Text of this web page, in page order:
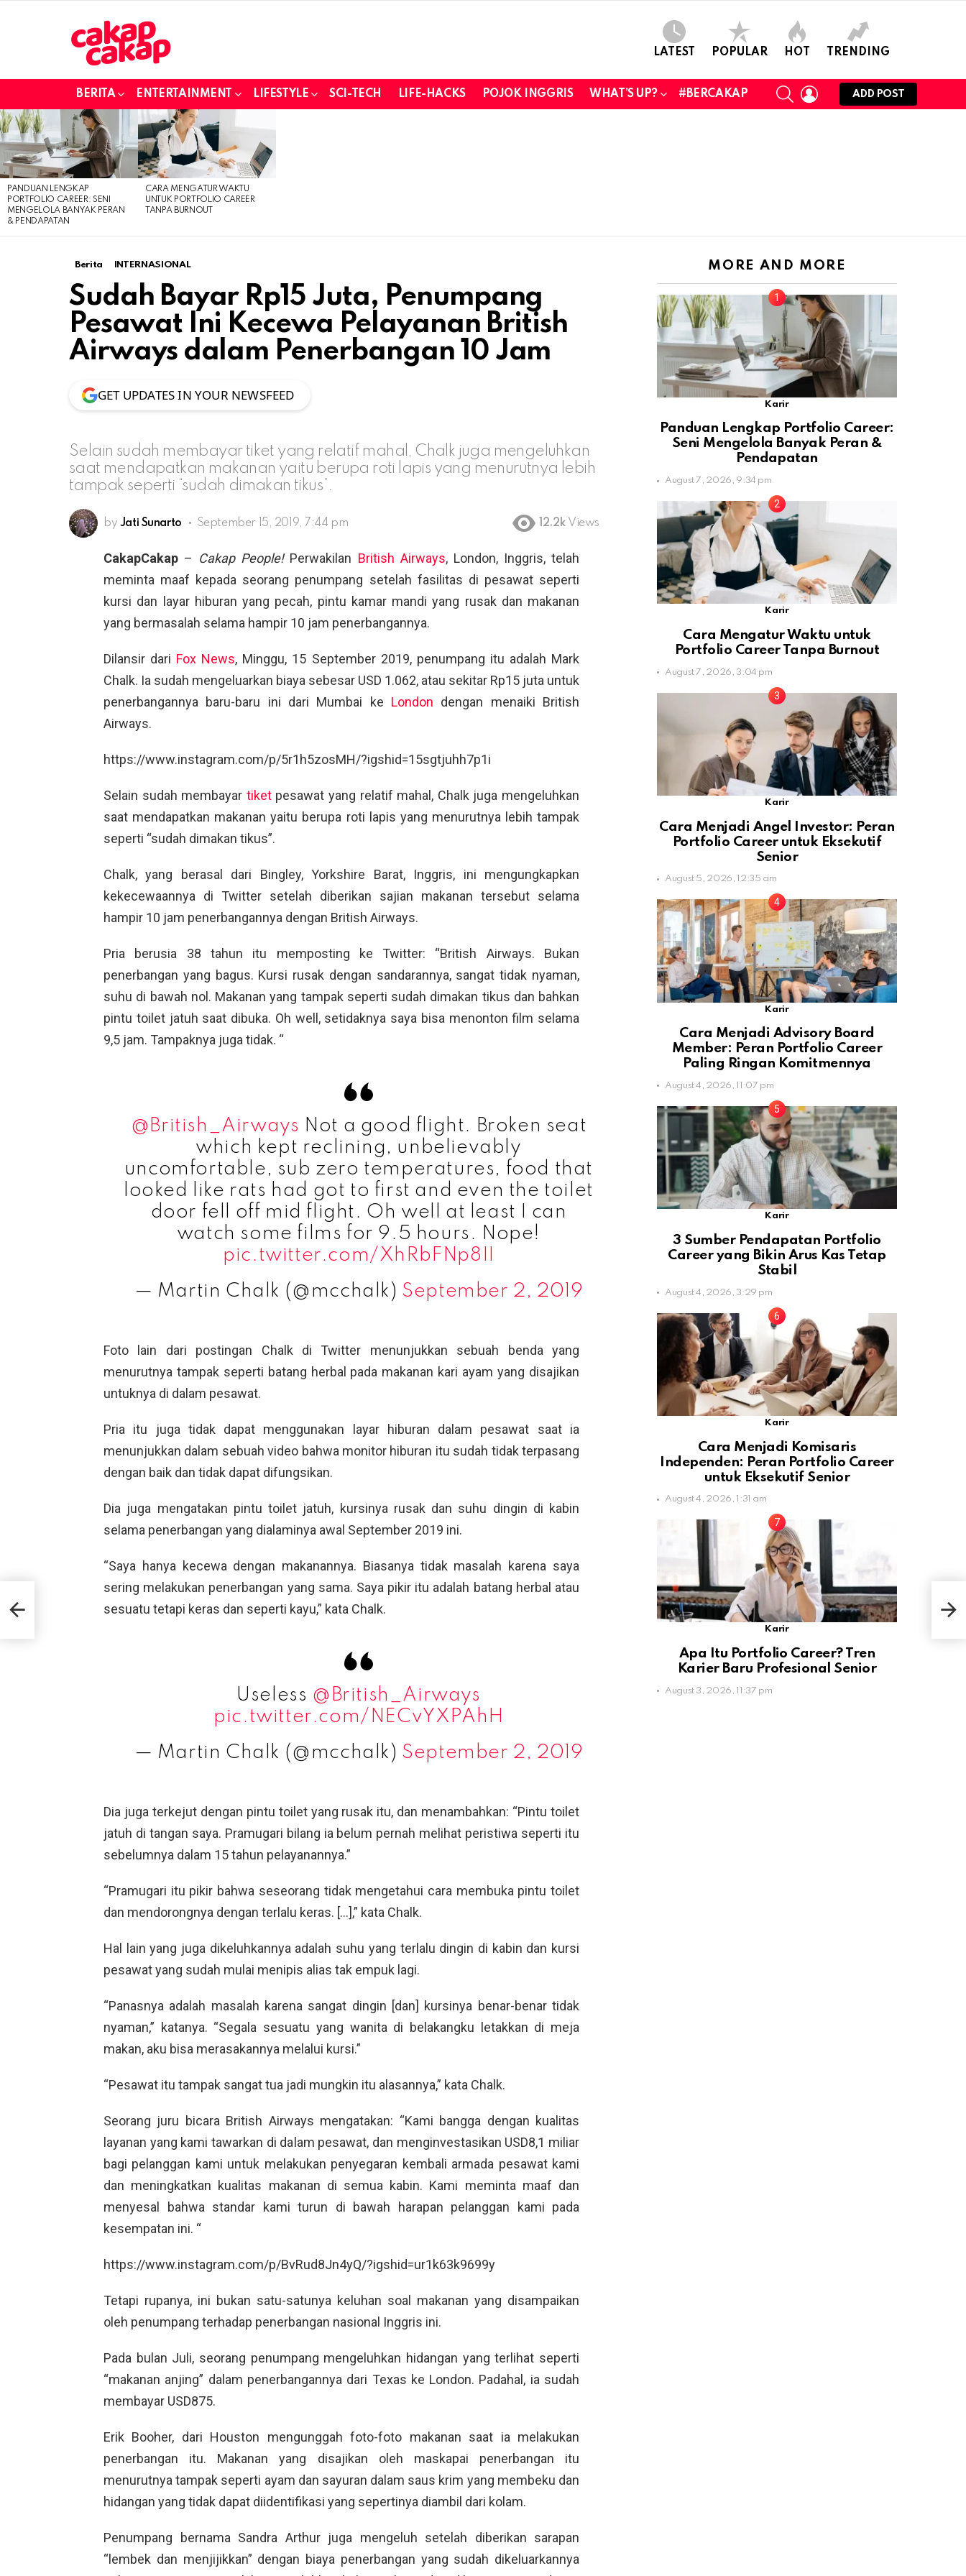
LATEST POPULAR HOT TRENDING
BERITA ENTERTAINMENT LIFESTYLE SCI-TECH LIFE-HACKS POJOK INGGRIS WHAT’S UP? #BERCAKAP
SEARCHLOGIN
ADD POST
LATEST
STORIES
PANDUAN LENGKAP
PORTFOLIO CAREER: SENI
MENGELOLA BANYAK PERAN
& PENDAPATAN
CARA MENGATUR WAKTU
UNTUK PORTFOLIO CAREER
TANPA BURNOUT
Berita INTERNASIONAL
Sudah Bayar Rp15 Juta, Penumpang
Pesawat Ini Kecewa Pelayanan British
Airways dalam Penerbangan 10 Jam
GET UPDATES IN YOUR NEWSFEED
Selain sudah membayar tiket yang relatif mahal, Chalk juga mengeluhkan
saat mendapatkan makanan yaitu berupa roti lapis yang menurutnya lebih
tampak seperti “sudah dimakan tikus”.
by Jati Sunarto September 15, 2019, 7:44 pm 12.2k Views
CakapCakap – Cakap People!Perwakilan British Airways, London, Inggris, telah
meminta maaf kepada seorang penumpang setelah fasilitas di pesawat seperti
kursi dan layar hiburan yang pecah, pintu kamar mandi yang rusak dan makanan
yang bermasalah selama hampir 10 jam penerbangannya.
Dilansir dari Fox News, Minggu, 15 September 2019, penumpang itu adalah Mark
Chalk. Ia sudah mengeluarkan biaya sebesar USD 1.062, atau sekitar Rp15 juta untuk
penerbangannya baru-baru ini dari Mumbai ke London dengan menaiki British
Airways.
https://www.instagram.com/p/5r1h5zosMH/?igshid=15sgtjuhh7p1i
Selain sudah membayar tiketpesawat yang relatif mahal, Chalk juga mengeluhkan
saat mendapatkan makanan yaitu berupa roti lapis yang menurutnya lebih tampak
seperti “sudah dimakan tikus”.
Chalk, yang berasal dari Bingley, Yorkshire Barat, Inggris, ini mengungkapkan
kekecewaannya di Twitter setelah diberikan sajian makanan tersebut selama
hampir 10 jam penerbangannya dengan British Airways.
Pria berusia 38 tahun itu memposting ke Twitter: “British Airways. Bukan
penerbangan yang bagus. Kursi rusak dengan sandarannya, sangat tidak nyaman,
suhu di bawah nol. Makanan yang tampak seperti sudah dimakan tikus dan bahkan
pintu toilet jatuh saat dibuka. Oh well, setidaknya saya bisa menonton film selama
9,5 jam. Tampaknya juga tidak. “
@British_Airways Not a good flight. Broken seat
which kept reclining, unbelievably
uncomfortable, sub zero temperatures, food that
looked like rats had got to first and even the toilet
door fell off mid flight. Oh well at least I can
watch some films for 9.5 hours. Nope!
pic.twitter.com/XhRbFNp8II
— Martin Chalk (@mcchalk) September 2, 2019
Foto lain dari postingan Chalk di Twitter menunjukkan sebuah benda yang
menurutnya tampak seperti batang herbal pada makanan kari ayam yang disajikan
untuknya di dalam pesawat.
Pria itu juga tidak dapat menggunakan layar hiburan dalam pesawat saat ia
menunjukkan dalam sebuah video bahwa monitor hiburan itu sudah tidak terpasang
dengan baik dan tidak dapat difungsikan.
Dia juga mengatakan pintu toilet jatuh, kursinya rusak dan suhu dingin di kabin
selama penerbangan yang dialaminya awal September 2019 ini.
“Saya hanya kecewa dengan makanannya. Biasanya tidak masalah karena saya
sering melakukan penerbangan yang sama. Saya pikir itu adalah batang herbal atau
sesuatu tetapi keras dan seperti kayu,” kata Chalk.
Useless @British_Airways
pic.twitter.com/NECvYXPAhH
— Martin Chalk (@mcchalk) September 2, 2019
Dia juga terkejut dengan pintu toilet yang rusak itu, dan menambahkan: “Pintu toilet
jatuh di tangan saya. Pramugari bilang ia belum pernah melihat peristiwa seperti itu
sebelumnya dalam 15 tahun pelayanannya.”
“Pramugari itu pikir bahwa seseorang tidak mengetahui cara membuka pintu toilet
dan mendorongnya dengan terlalu keras. […],” kata Chalk.
Hal lain yang juga dikeluhkannya adalah suhu yang terlalu dingin di kabin dan kursi
pesawat yang sudah mulai menipis alias tak empuk lagi.
“Panasnya adalah masalah karena sangat dingin [dan] kursinya benar-benar tidak
nyaman,” katanya. “Segala sesuatu yang wanita di belakangku letakkan di meja
makan, aku bisa merasakannya melalui kursi.”
“Pesawat itu tampak sangat tua jadi mungkin itu alasannya,” kata Chalk.
Seorang juru bicara British Airways mengatakan: “Kami bangga dengan kualitas
layanan yang kami tawarkan di dalam pesawat, dan menginvestasikan USD8,1 miliar
bagi pelanggan kami untuk melakukan penyegaran kembali armada pesawat kami
dan meningkatkan kualitas makanan di semua kabin. Kami meminta maaf dan
menyesal bahwa standar kami turun di bawah harapan pelanggan kami pada
kesempatan ini. “
https://www.instagram.com/p/BvRud8Jn4yQ/?igshid=ur1k63k9699y
Tetapi rupanya, ini bukan satu-satunya keluhan soal makanan yang disampaikan
oleh penumpang terhadap penerbangan nasional Inggris ini.
Pada bulan Juli, seorang penumpang mengeluhkan hidangan yang terlihat seperti
“makanan anjing” dalam penerbangannya dari Texas ke London. Padahal, ia sudah
membayar USD875.
Erik Booher, dari Houston mengunggah foto-foto makanan saat ia melakukan
penerbangan itu. Makanan yang disajikan oleh maskapai penerbangan itu
menurutnya tampak seperti ayam dan sayuran dalam saus krim yang membeku dan
hidangan yang tidak dapat diidentifikasi yang sepertinya diambil dari kolam.
Penumpang bernama Sandra Arthur juga mengeluh setelah diberikan sarapan
“lembek dan menjijikkan” dengan biaya penerbangan yang sudah dikeluarkannya
MORE AND MORE
Karir
Panduan Lengkap Portfolio Career:
Seni Mengelola Banyak Peran &
Pendapatan
August 7, 2026, 9:34 pm
Karir
Cara Mengatur Waktu untuk
Portfolio Career Tanpa Burnout
August 7, 2026, 3:04 pm
Karir
Cara Menjadi Angel Investor: Peran
Portfolio Career untuk Eksekutif
Senior
August 5, 2026, 12:35 am
Karir
Cara Menjadi Advisory Board
Member: Peran Portfolio Career
Paling Ringan Komitmennya
August 4, 2026, 11:07 pm
Karir
3 Sumber Pendapatan Portfolio
Career yang Bikin Arus Kas Tetap
Stabil
August 4, 2026, 3:29 pm
Karir
Cara Menjadi Komisaris
Independen: Peran Portfolio Career
untuk Eksekutif Senior
August 4, 2026, 1:31 am
Karir
Apa Itu Portfolio Career? Tren
Karier Baru Profesional Senior
August 3, 2026, 11:37 pm